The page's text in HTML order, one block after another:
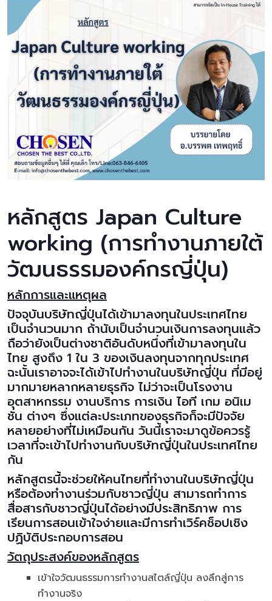
หลักสูตร Japan Culture
working (การทำงานภายใต้
วัฒนธรรมองค์กรญี่ปุ่น)
หลักการและแหตุผล
ปัจจุบันบริษัทญี่ปุ่นได้เข้ามาลงทุนในประเทศไทย
เป็นจำนวนมาก ถ้านับเป็นจำนวนเงินการลงทุนแล้ว
ถือว่ายังเป็นต่างชาติอันดับหนึ่งที่เข้ามาลงทุนใน
ไทย สูงถึง 1 ใน 3 ของเงินลงทุนจากทุกประเทศ
ฉะนั้นเราอาจจะได้เข้าไปทำงานในบริษัทญี่ปุ่น ที่มีอยู่
มากมายหลากหลายธุรกิจ ไม่ว่าจะเป็นโรงงาน
อุตสาหกรรม งานบริการ การเงิน ไอที เกม อนิเม
ชั่น ต่างๆ ซึ่งแต่ละประเภทของธุรกิจก็จะมีปัจจัย
หลายอย่างที่ไม่เหมือนกัน วันนี้เราจะมาดูข้อควรรู้
เวลาที่จะเข้าไปทำงานกับบริษัทญี่ปุ่นในประเทศไทย
กัน
หลักสูตรนี้จะช่วยให้คนไทยที่ทำงานในบริษัทญี่ปุ่น
หรือต้องทำงานร่วมกับชาวญี่ปุ่น สามารถทำการ
สื่อสารกับชาวญี่ปุ่นได้อย่างมีประสิทธิภาพ การ
เรียนการสอนเข้าใจง่ายและมีการทำเวิร์คช็อปเชิง
ปฏิบัติประกอบการสอน
วัตถุประสงค์ของหลักสูตร
เข้าใจวัฒนธรรมการทํางานสไตล์ญี่ปุ่น ลงลึกสู่การ
ทำงานจริง